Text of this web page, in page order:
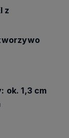
z
ok. 1,3 cm